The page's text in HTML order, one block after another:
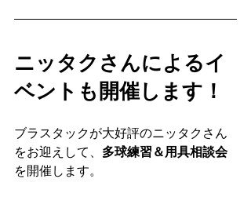
ニッタクさんによるイ
ベントも開催します！
ブラスタックが大好評のニッタクさん
をお迎えして、 多球練習＆用具相談会
を開催します。